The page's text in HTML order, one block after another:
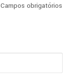
Campos obrigatórios